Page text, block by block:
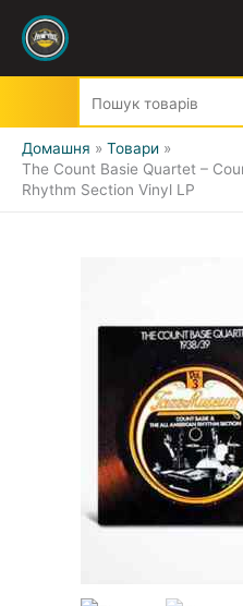
Домашня
Товари
The Count Basie Quartet –
Rhythm Section Vinyl LP
JAZZ&BLUES